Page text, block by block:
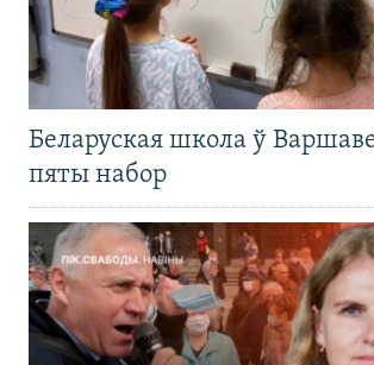
Беларуская школа ў
пяты набор